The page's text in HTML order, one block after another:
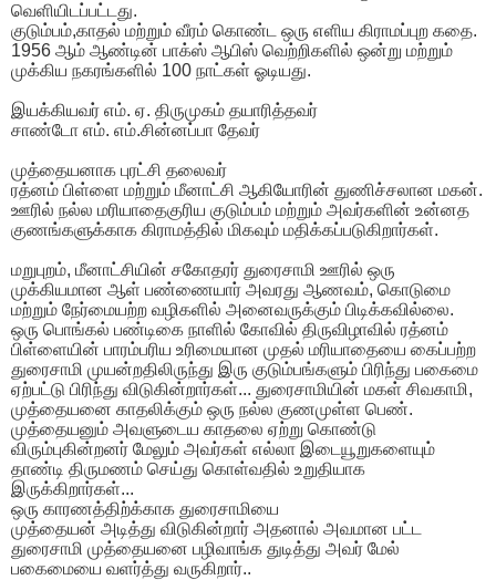
வெளியிடப்பட்டது.
குடும்பம்,காதல் மற்றும் வீரம் கொண்ட ஒரு எளிய கிராமப்புற கதை.
1956 ஆம் ஆண்டின் பாக்ஸ் ஆபிஸ் வெற்றிகளில் ஒன்று மற்றும்
முக்கிய நகரங்களில் 100 நாட்கள் ஓடியது.
இயக்கியவர் எம். ஏ. திருமுகம் தயாரித்தவர்
சாண்டோ எம். எம்.சின்னப்பா தேவர்
முத்தையனாக புரட்சி தலைவர்
ரத்னம் பிள்ளை மற்றும் மீனாட்சி ஆகியோரின் துணிச்சலான மகன்.
ஊரில் நல்ல மரியாதைகுரிய குடும்பம் மற்றும் அவர்களின் உன்னத
குணங்களுக்காக கிராமத்தில் மிகவும் மதிக்கப்படுகிறார்கள்.
மறுபுறம், மீனாட்சியின் சகோதரர் துரைசாமி ஊரில் ஒரு
முக்கியமான ஆள் பண்ணையார் அவரது ஆணவம், கொடுமை
மற்றும் நேர்மையற்ற வழிகளில் அனைவருக்கும் பிடிக்கவில்லை.
ஒரு பொங்கல் பண்டிகை நாளில் கோவில் திருவிழாவில் ரத்னம்
பிள்ளையின் பாரம்பரிய உரிமையான முதல் மரியாதையை கைப்பற்ற
துரைசாமி முயன்றதிலிருந்து இரு குடும்பங்களும் பிரிந்து பகைமை
ஏற்பட்டு பிரிந்து விடுகின்றார்கள்... துரைசாமியின் மகள் சிவகாமி,
முத்தையனை காதலிக்கும் ஒரு நல்ல குணமுள்ள பெண்.
முத்தையனும் அவளுடைய காதலை ஏற்று கொண்டு
விரும்புகின்றனர் மேலும் அவர்கள் எல்லா இடையூறுகளையும்
தாண்டி திருமணம் செய்து கொள்வதில் உறுதியாக
இருக்கிறார்கள்...
ஒரு காரணத்திற்க்காக துரைசாமியை
முத்தையன் அடித்து விடுகின்றார் அதனால் அவமான பட்ட
துரைசாமி முத்தையனை பழிவாங்க துடித்து அவர் மேல்
பகைமையை வளர்த்து வருகிறார்..